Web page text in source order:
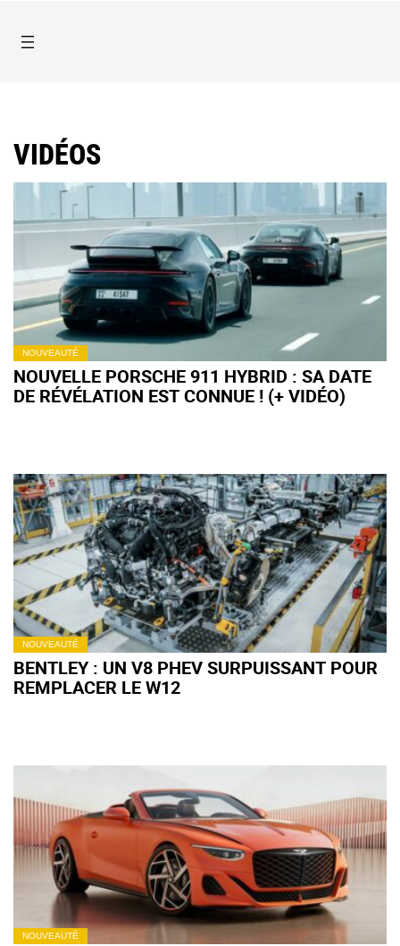
VIDÉOS
NOUVEAUTÉ
NOUVELLE PORSCHE 911 HYBRID : SA DATE
DE RÉVÉLATION EST CONNUE ! (+ VIDÉO)
NOUVEAUTÉ
BENTLEY : UN V8 PHEV SURPUISSANT POUR
REMPLACER LE W12
NOUVEAUTÉ